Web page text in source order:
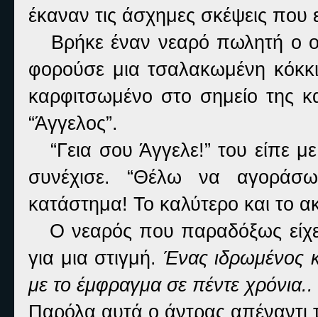
έκαναν τις άσχημες σκέψεις
Βρήκε έναν νεαρό πωλητή ο
φορούσε μια τσαλακωμένη
καρφιτσωμένο στο σημείο της
“Άγγελος”.
“Γεια σου Άγγελε!” του είπε
συνέχισε. “Θέλω να
κατάστημα! Το καλύτερο και το
Ο νεαρός που παραδόξως είχε
για μια στιγμή. Ένας ιδρωμένος
με το έμφραγμα σε πέντε χρόνια..
Παρόλα αυτά ο άντρας απέναντι